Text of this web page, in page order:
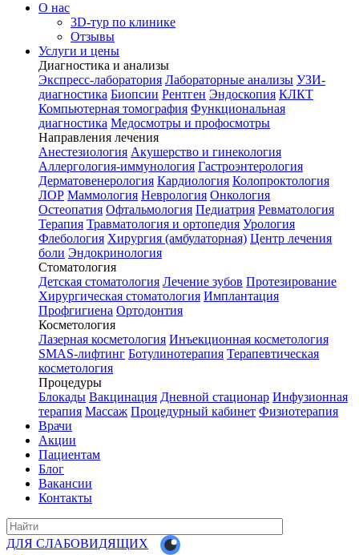
О нас
3D-тур по клинике
Отзывы
Услуги и цены
Диагностика и анализы
Экспресс-лаборатория Лабораторные анализы УЗИ-
диагностика Биопсии Рентген Эндоскопия КЛКТ
Компьютерная томография Функциональная
диагностика Медосмотры и профосмотры
Направления лечения
Анестезиология Акушерство и гинекология
Аллергология-иммунология Гастроэнтерология
Дерматовенерология Кардиология Колопроктология
ЛОР Маммология Неврология Онкология
Остеопатия Офтальмология Педиатрия Ревматология
Терапия Травматология и ортопедия Урология
Флебология Хирургия (амбулаторная) Центр лечения
боли Эндокринология
Стоматология
Детская стоматология Лечение зубов Протезирование
Хирургическая стоматология Имплантация
Профгигиена Ортодонтия
Косметология
Лазерная косметология Инъекционная косметология
SMAS-лифтинг Ботулинотерапия Терапевтическая
косметология
Процедуры
Блокады Вакцинация Дневной стационар Инфузионная
терапия Массаж Процедурный кабинет Физиотерапия
Врачи
Акции
Пациентам
Блог
Вакансии
Контакты
ДЛЯ СЛАБОВИДЯЩИХ